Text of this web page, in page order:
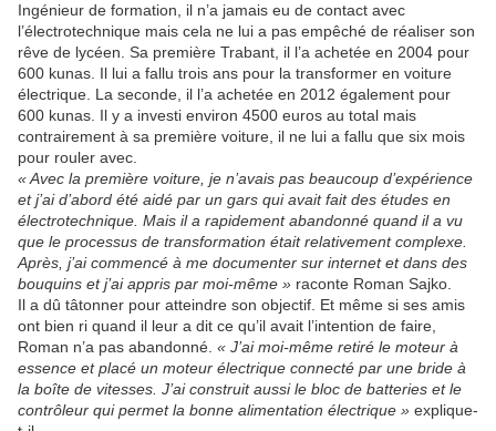
Ingénieur de formation, il n’a jamais eu de contact avec
l’électrotechnique mais cela ne lui a pas empêché de réaliser son
rêve de lycéen. Sa première Trabant, il l’a achetée en 2004 pour
600 kunas. Il lui a fallu trois ans pour la transformer en voiture
électrique. La seconde, il l’a achetée en 2012 également pour
600 kunas. Il y a investi environ 4500 euros au total mais
contrairement à sa première voiture, il ne lui a fallu que six mois
pour rouler avec.
« Avec la première voiture, je n’avais pas beaucoup d’expérience
et j’ai d’abord été aidé par un gars qui avait fait des études en
électrotechnique. Mais il a rapidement abandonné quand il a vu
que le processus de transformation était relativement complexe.
Après, j’ai commencé à me documenter sur internet et dans des
bouquins et j’ai appris par moi-même » raconte Roman Sajko.
Il a dû tâtonner pour atteindre son objectif. Et même si ses amis
ont bien ri quand il leur a dit ce qu’il avait l’intention de faire,
Roman n’a pas abandonné. « J’ai moi-même retiré le moteur à
essence et placé un moteur électrique connecté par une bride à
la boîte de vitesses. J’ai construit aussi le bloc de batteries et le
contrôleur qui permet la bonne alimentation électrique » explique-